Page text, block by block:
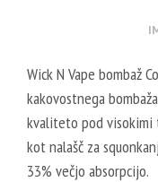
Wick N Vape bombaž
kakovostnega
kvaliteto pod visokimi
kot nalašč za
33% večjo absorpcijo.